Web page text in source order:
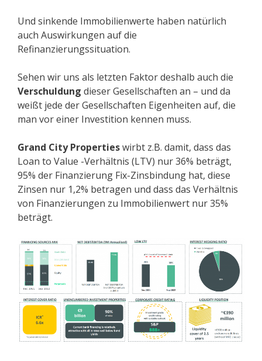
Und sinkende Immobilienwerte haben natürlich
auch Auswirkungen auf die
Refinanzierungssituation.
Sehen wir uns als letzten Faktor deshalb auch die
Verschuldung dieser Gesellschaften an – und da
weißt jede der Gesellschaften Eigenheiten auf, die
man vor einer Investition kennen muss.
Grand City Propertieswirbt z.B. damit, dass das
Loan to Value -Verhältnis (LTV) nur 36% beträgt,
95% der Finanzierung Fix-Zinsbindung hat, diese
Zinsen nur 1,2% betragen und dass das Verhältnis
von Finanzierungen zu Immobilienwert nur 35%
beträgt.